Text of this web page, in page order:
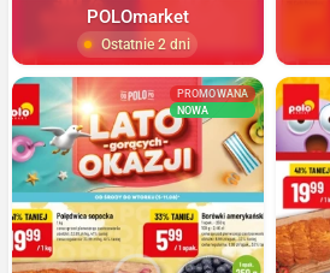
POLOmarket
Ostatnie 2 dni
PROMOWANA
NOWA